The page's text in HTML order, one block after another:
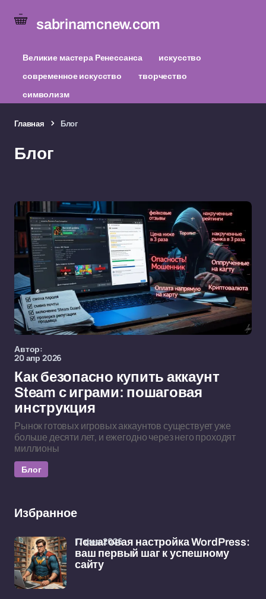
sabrinamcnew.com
Великие мастера Ренессанса
искусство
современное искусство
творчество
символизм
Главная Блог
Блог
Автор:
20 апр 2026
Как безопасно купить аккаунт
Steam с играми: пошаговая
инструкция
Рынок готовых игровых аккаунтов существует уже
больше десяти лет, и ежегодно через него проходят
миллионы
Блог
Избранное
Пошаговая настройка WordPress:
ваш первый шаг к успешному
сайту
17 фев 2026